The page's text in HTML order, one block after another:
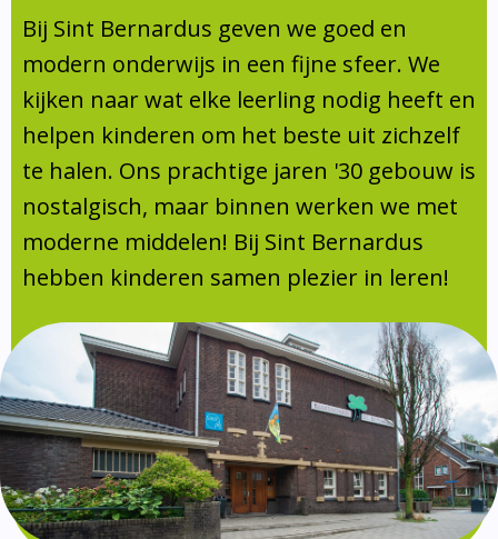
Onderwijs
Leerlingenraad
Leerlingenzorg
Doorstroomtoets
Jeugdprofessional op school
Centrum Jeugd en Gezin
Schoollogopedie
schoolondersteuningsprofiel
Schooltijden
Absentie
Vakanties
Aanmelden
Schoolgids
Gezonde school
Kinderopvang
BSO
Routebeschrijving
Ouders
Ouderraad (OR)
Medezeggenschapsraad (MR)
Formulieren
Klachtenregeling
Contact
Bij Sint Bernardus geven we goed en
modern onderwijs in een fijne sfeer. We
kijken naar wat elke leerling nodig heeft en
helpen kinderen om het beste uit zichzelf
te halen. Ons prachtige jaren '30 gebouw is
nostalgisch, maar binnen werken we met
moderne middelen! Bij Sint Bernardus
hebben kinderen samen plezier in leren!